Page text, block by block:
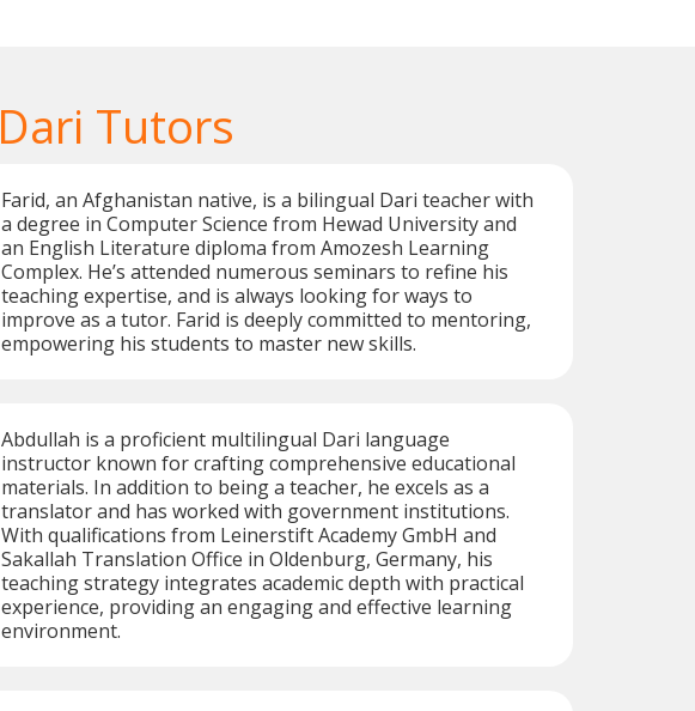
Dari Tutors
Farid, an Afghanistan native, is a bilingual Dari teacher with
a degree in Computer Science from Hewad University and
an English Literature diploma from Amozesh Learning
Complex. He’s attended numerous seminars to refine his
teaching expertise, and is always looking for ways to
improve as a tutor. Farid is deeply committed to mentoring,
empowering his students to master new skills.
Abdullah is a proficient multilingual Dari language
instructor known for crafting comprehensive educational
materials. In addition to being a teacher, he excels as a
translator and has worked with government institutions.
With qualifications from Leinerstift Academy GmbH and
Sakallah Translation Office in Oldenburg, Germany, his
teaching strategy integrates academic depth with practical
experience, providing an engaging and effective learning
environment.